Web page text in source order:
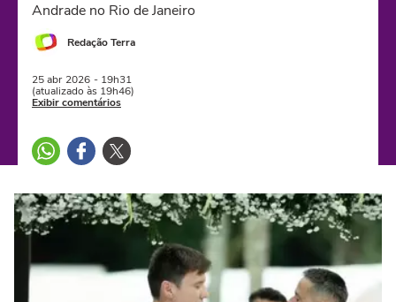
Andrade no Rio de Janeiro
Redação Terra
25 abr 2026 - 19h31
(atualizado às 19h46)
Exibir comentários